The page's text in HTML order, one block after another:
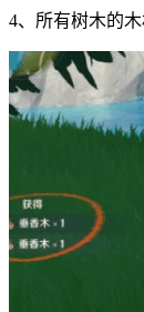
4、所有树木的